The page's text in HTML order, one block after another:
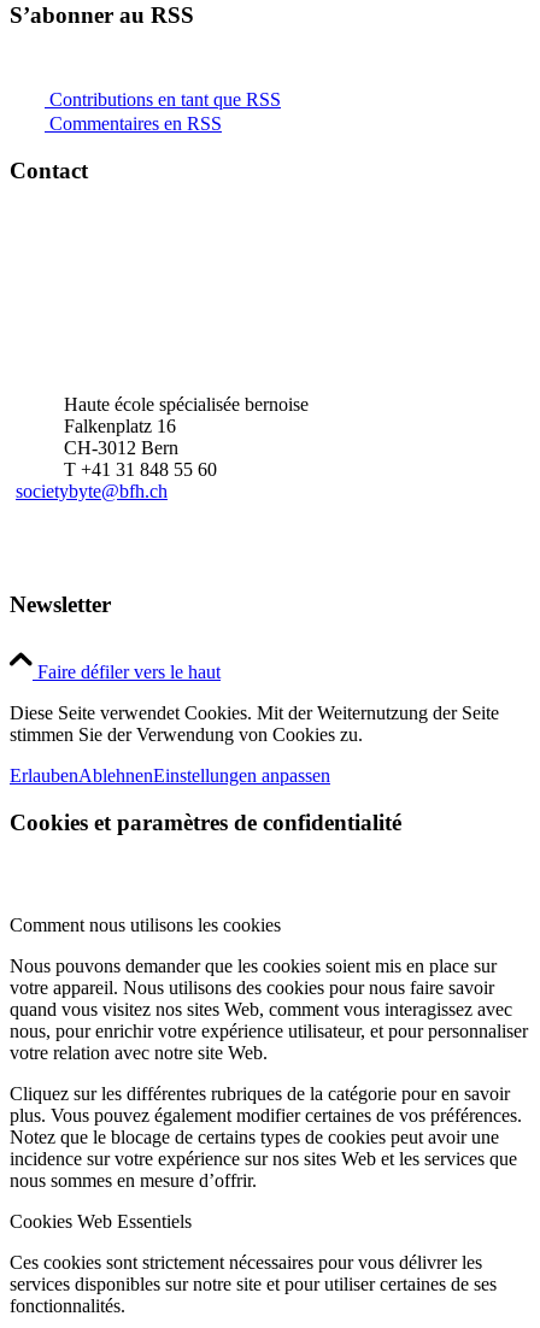
S’abonner au RSS
Contributions en tant que RSS
Commentaires en RSS
Contact
Haute école spécialisée bernoise
Falkenplatz 16
CH-3012 Bern
T +41 31 848 55 60
societybyte@bfh.ch
Newsletter
Faire défiler vers le haut
Diese Seite verwendet Cookies. Mit der Weiternutzung der Seite
stimmen Sie der Verwendung von Cookies zu.
ErlaubenAblehnenEinstellungen anpassen
Cookies et paramètres de confidentialité
Comment nous utilisons les cookies
Nous pouvons demander que les cookies soient mis en place sur
votre appareil. Nous utilisons des cookies pour nous faire savoir
quand vous visitez nos sites Web, comment vous interagissez avec
nous, pour enrichir votre expérience utilisateur, et pour personnaliser
votre relation avec notre site Web.
Cliquez sur les différentes rubriques de la catégorie pour en savoir
plus. Vous pouvez également modifier certaines de vos préférences.
Notez que le blocage de certains types de cookies peut avoir une
incidence sur votre expérience sur nos sites Web et les services que
nous sommes en mesure d’offrir.
Cookies Web Essentiels
Ces cookies sont strictement nécessaires pour vous délivrer les
services disponibles sur notre site et pour utiliser certaines de ses
fonctionnalités.